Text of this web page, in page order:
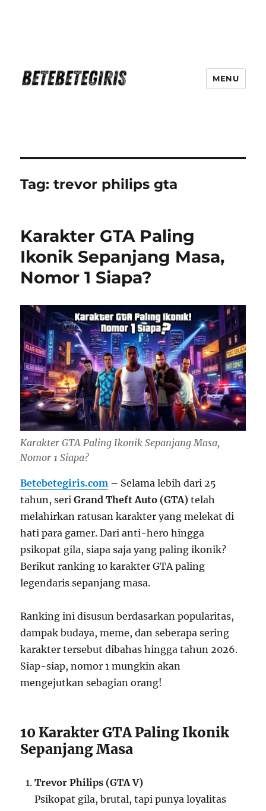
MENU
Tag:trevor philips gta
Karakter GTA Paling
Ikonik Sepanjang Masa,
Nomor 1 Siapa?
Karakter GTA Paling Ikonik Sepanjang Masa,
Nomor 1 Siapa?
Betebetegiris.com – Selama lebih dari 25
tahun, seriGrand Theft Auto (GTA) telah
melahirkan ratusan karakter yang melekat di
hati para gamer. Dari anti-hero hingga
psikopat gila, siapa saja yang paling ikonik?
Berikut ranking 10 karakter GTA paling
legendaris sepanjang masa.
Ranking ini disusun berdasarkan popularitas,
dampak budaya, meme, dan seberapa sering
karakter tersebut dibahas hingga tahun 2026.
Siap-siap, nomor 1 mungkin akan
mengejutkan sebagian orang!
10 Karakter GTA Paling Ikonik
Sepanjang Masa
Trevor Philips (GTA V)
Psikopat gila, brutal, tapi punya loyalitas